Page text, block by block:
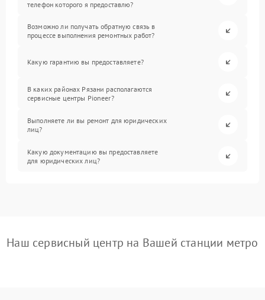
телефон которого я предоставлю?
Возможно ли получать обратную связь в
процессе выполнения ремонтных работ?
Какую гарантию вы предоставляете?
В каких районах Рязани располагаются
сервисные центры Pioneer?
Выполняете ли вы ремонт для юридических
лиц?
Какую документацию вы предоставляете
для юридических лиц?
Наш сервисный центр на Вашей станции метро